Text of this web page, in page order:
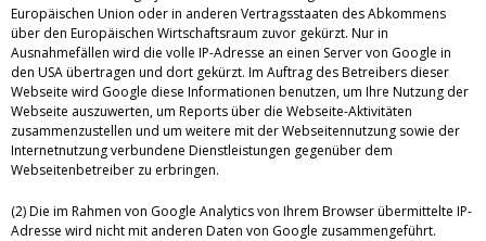
Europäischen Union oder in anderen Vertragsstaaten des Abkommens
über den Europäischen Wirtschaftsraum zuvor gekürzt. Nur in
Ausnahmefällen wird die volle IP-Adresse an einen Server von Google in
den USA übertragen und dort gekürzt. Im Auftrag des Betreibers dieser
Webseite wird Google diese Informationen benutzen, um Ihre Nutzung der
Webseite auszuwerten, um Reports über die Webseite-Aktivitäten
zusammenzustellen und um weitere mit der Webseitennutzung sowie der
Internetnutzung verbundene Dienstleistungen gegenüber dem
Webseitenbetreiber zu erbringen.
(2) Die im Rahmen von Google Analytics von Ihrem Browser übermittelte IP-
Adresse wird nicht mit anderen Daten von Google zusammengeführt.